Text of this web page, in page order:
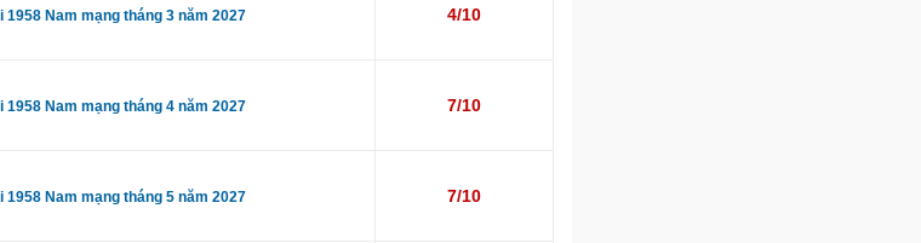
1958 Nam mạng tháng 3 năm 2027 4/10
1958 Nam mạng tháng 4 năm 2027 7/10
1958 Nam mạng tháng 5 năm 2027 7/10